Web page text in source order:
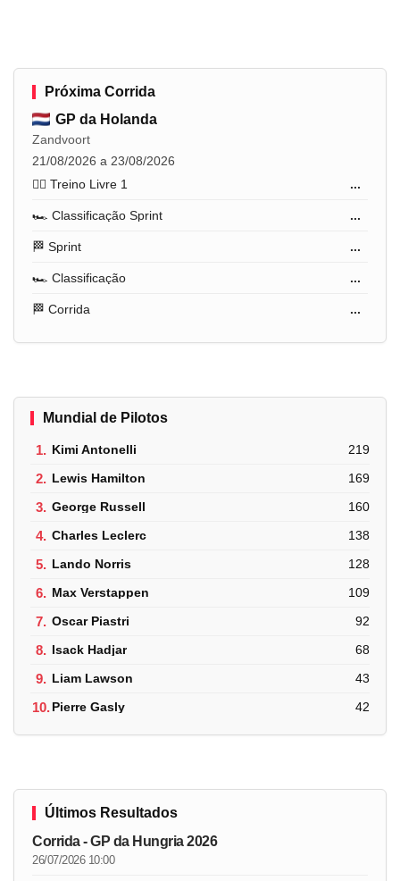
Próxima Corrida
GP da Holanda
Zandvoort
21/08/2026 a 23/08/2026
🏋️‍♂️ Treino Livre 1
...
🏎️ Classificação Sprint ...
🏁 Sprint ...
🏎️ Classificação ...
🏁 Corrida ...
Mundial de Pilotos
1. Kimi Antonelli 219
2. Lewis Hamilton 169
3. George Russell 160
4. Charles Leclerc 138
5. Lando Norris 128
6. Max Verstappen 109
7. Oscar Piastri 92
8. Isack Hadjar 68
9. Liam Lawson 43
10.Pierre Gasly 42
Últimos Resultados
Corrida - GP da Hungria 2026
26/07/2026 10:00